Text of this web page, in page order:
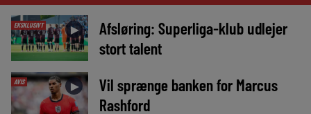
EKSKLUSIVT ►
Afsløring: Superliga-klub udlejer
stort talent
AVIS ►
Vil sprænge banken for Marcus
Rashford